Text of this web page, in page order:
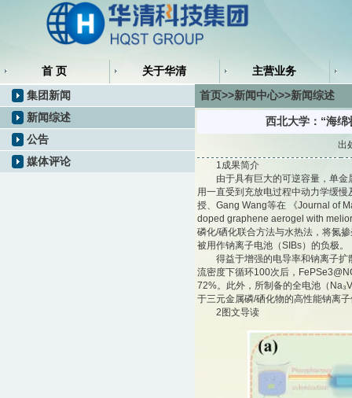
首 页 关于华清 主营业务
集团新闻
新闻综述
公告
媒体评论
首页>>新闻中心>>新闻综述
西北大学：“海绵
出
1成果简介
由于具有巨大的可逆容量，单金
用一直受到充放电过程中动力学缓
授、Gang Wang等在 《Journal of
doped graphene aerogel with
磷化/硒化联合方法与水热法，将氮
被用作钠离子电池（SIBs）的负极。
得益于增强的电导率和钠离子扩
流密度下循环100次后，
72%。此外，所制备的全电池（
于三元金属磷/硒化物的高性能钠离
2图文导读